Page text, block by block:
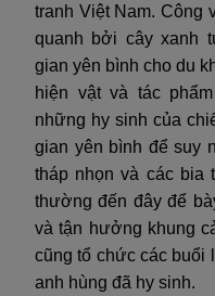
tranh Việt Nam. Công
quanh bởi cây xanh
gian yên bình cho du
hiện vật và tác
những hy sinh của
gian yên bình để suy
tháp nhọn và các bia
thường đến đây để
và tận hưởng khung
cũng tổ chức các buổi
anh hùng đã hy sinh.